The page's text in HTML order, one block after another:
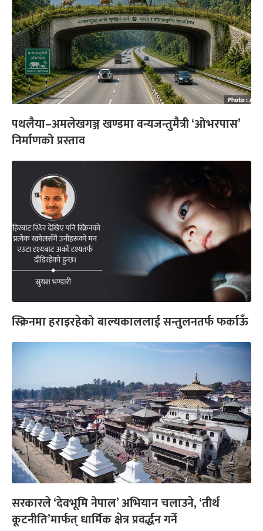
पथलैया–अमलेखगञ्ज खण्डमा वन्यजन्तुमैत्री ‘ओभरपास’
निर्माणको प्रस्ताव
स्क्रिनमा हराइरहेको बाल्यकाललाई सन्तुलनतर्फ फर्काऊँ
सरकारले ‘देवभूमि नेपाल’ अभियान चलाउने, ‘तीर्थ
कूटनीति’मार्फत् धार्मिक क्षेत्र प्रवर्द्धन गर्ने